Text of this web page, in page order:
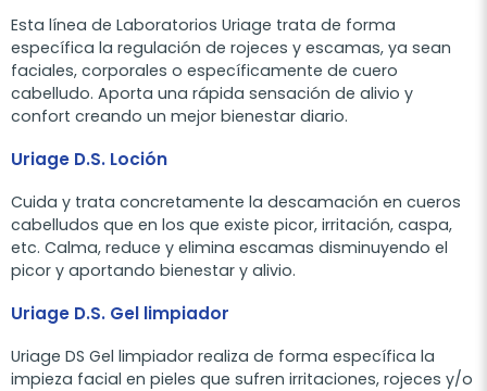
Esta línea de Laboratorios Uriage trata de forma
específica la regulación de rojeces y escamas, ya sean
faciales, corporales o específicamente de cuero
cabelludo. Aporta una rápida sensación de alivio y
confort creando un mejor bienestar diario.
Uriage D.S. Loción
Cuida y trata concretamente la descamación en cueros
cabelludos que en los que existe picor, irritación, caspa,
etc. Calma, reduce y elimina escamas disminuyendo el
picor y aportando bienestar y alivio.
Uriage D.S. Gel limpiador
Uriage DS Gel limpiador realiza de forma específica la
impieza facial en pieles que sufren irritaciones, rojeces y/o